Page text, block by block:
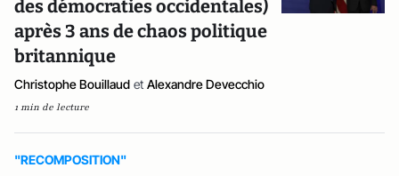
des démocraties occidentales)
après 3 ans de chaos politique
britannique
Christophe Bouillaud et Alexandre Devecchio
1 min de lecture
"RECOMPOSITION"